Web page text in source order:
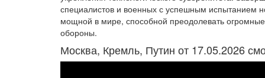
специалистов и военных с успешным испытанием
мощной в мире, способной преодолевать
обороны.
Москва, Кремль, Путин от 17.05.2026